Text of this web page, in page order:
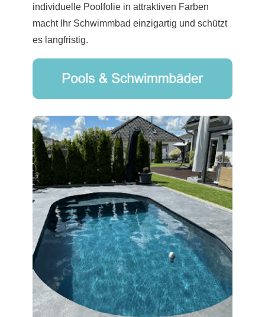
individuelle Poolfolie in attraktiven Farben
macht Ihr Schwimmbad einzigartig und schützt
es langfristig.